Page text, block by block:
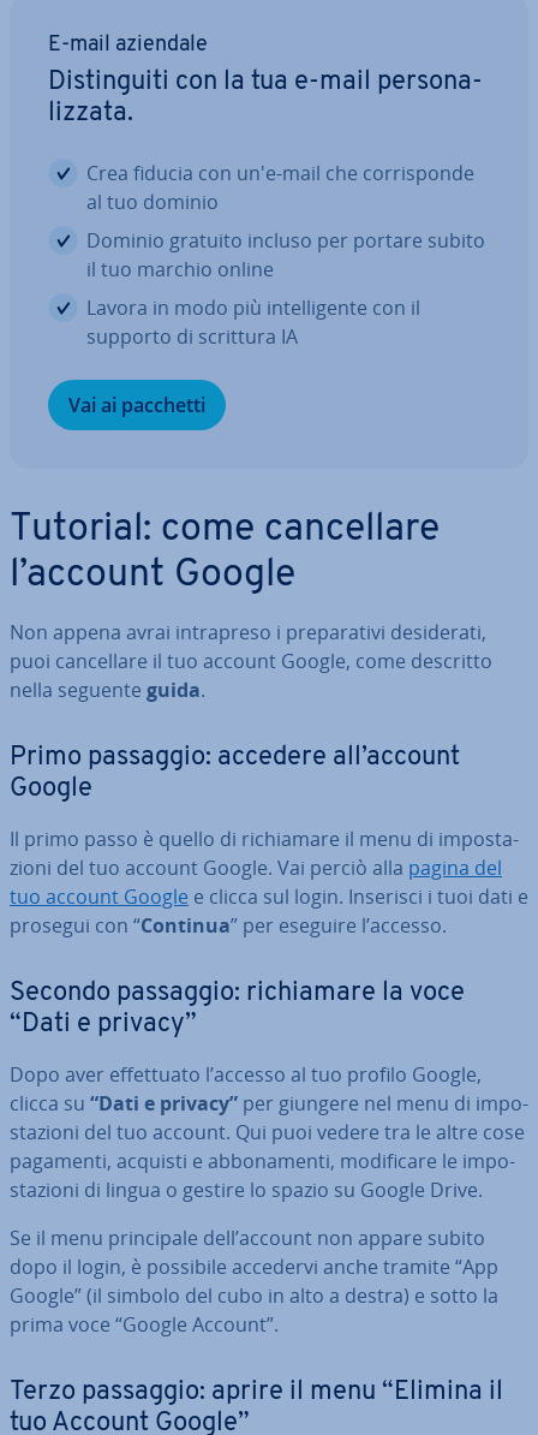
E-mail aziendale
Di­stin­gui­ti con la tua e-mail per­so­na­
liz­za­ta.
Crea fiducia con un'e-mail che cor­ri­spon­de
al tuo dominio
Dominio gratuito incluso per portare subito
il tuo marchio online
Lavora in modo più in­tel­li­gen­te con il
supporto di scrittura IA
Vai ai pacchetti
Tutorial: come can­cel­la­re
l’account Google
Non appena avrai in­tra­pre­so i pre­pa­ra­ti­vi de­si­de­ra­ti,
puoi can­cel­la­re il tuo account Google, come descritto
nella seguente guida.
Primo passaggio: accedere all’account
Google
Il primo passo è quello di ri­chia­ma­re il menu di im­po­sta­
zio­ni del tuo account Google. Vai perciò alla pagina del
tuo account Google e clicca sul login. Inserisci i tuoi dati e
prosegui con “Continua” per eseguire l’accesso.
Secondo passaggio: ri­chia­ma­re la voce
“Dati e privacy”
Dopo aver ef­fet­tua­to l’accesso al tuo profilo Google,
clicca su “Dati e privacy” per giungere nel menu di im­po­
sta­zio­ni del tuo account. Qui puoi vedere tra le altre cose
pagamenti, acquisti e ab­bo­na­men­ti, mo­di­fi­ca­re le im­po­
sta­zio­ni di lingua o gestire lo spazio su Google Drive.
Se il menu prin­ci­pa­le dell’account non appare subito
dopo il login, è possibile accedervi anche tramite “App
Google” (il simbolo del cubo in alto a destra) e sotto la
prima voce “Google Account”.
Terzo passaggio: aprire il menu “Elimina il
tuo Account Google”